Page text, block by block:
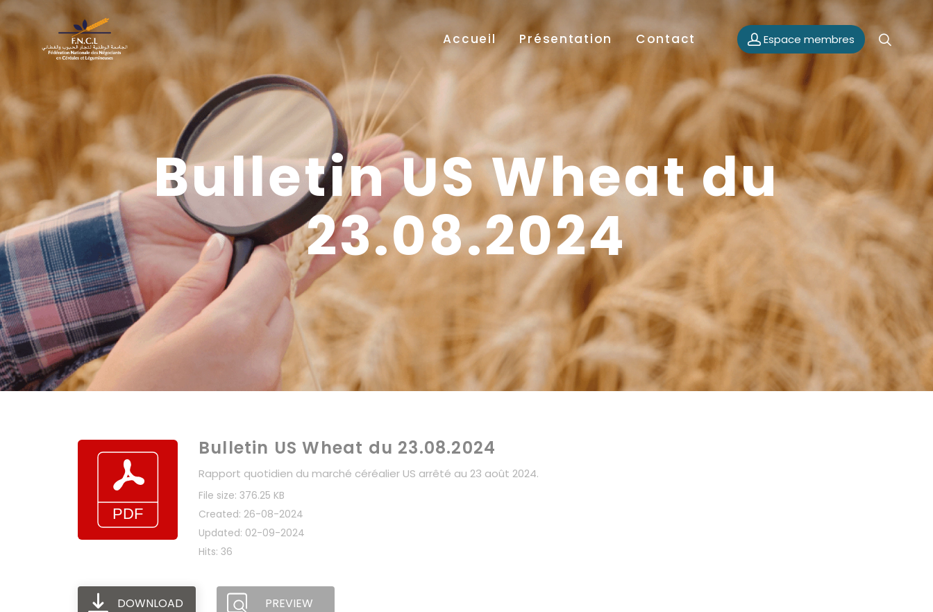
Accueil Présentation Contact Espace membres
Bulletin US Wheat du
23.08.2024
Bulletin US Wheat du 23.08.2024
Rapport quotidien du marché céréalier US arrêté au 23 août 2024.
File size: 376.25 KB
Created: 26-08-2024
Updated: 02-09-2024
Hits: 36
DOWNLOAD PREVIEW